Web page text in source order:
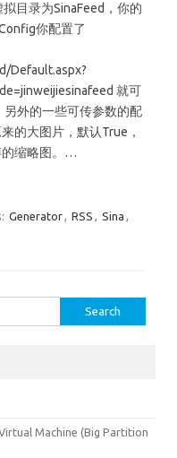
目录为SinaFeed，你的
你配置了
Default.aspx?
就可
另外的一些可传参数的配
的大图片，默认True，
的缩略图。…
Generator, RSS , Sina ,
Machine (Big Partition